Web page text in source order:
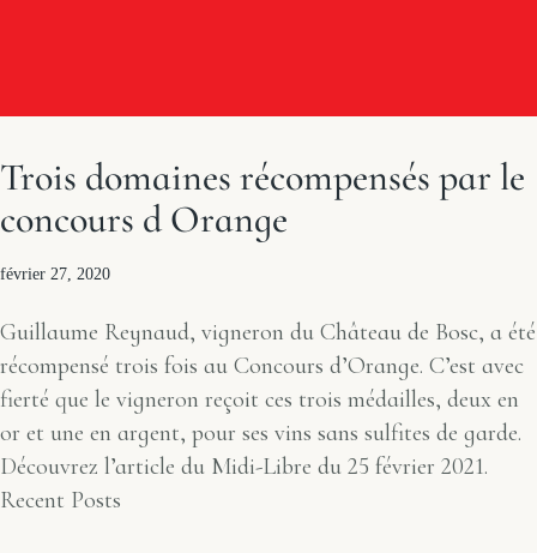
Trois domaines récompensés par le
concours d Orange
février 27, 2020
Guillaume Reynaud, vigneron du Château de Bosc, a été
récompensé trois fois au Concours d’Orange. C’est avec
fierté que le vigneron reçoit ces trois médailles, deux en
or et une en argent, pour ses vins sans sulfites de garde.
Découvrez l’article du Midi-Libre du 25 février 2021.
Recent Posts